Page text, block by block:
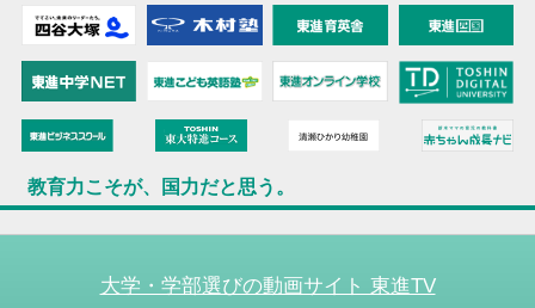
教育力こそが、国力だと思う。
大学・学部選びの動画サイト 東進TV